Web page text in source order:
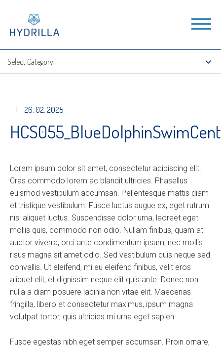
| 26. 02. 2025
Lorem ipsum dolor sit amet, consectetur adipiscing elit.
Cras commodo lorem ac blandit ultricies. Phasellus
euismod vestibulum accumsan. Pellentesque mattis diam
et tristique vestibulum. Fusce luctus augue ex, eget rutrum
nisi aliquet luctus. Suspendisse dolor urna, laoreet eget
mollis quis, commodo non odio. Nullam finibus, quam at
auctor viverra, orci ante condimentum ipsum, nec mollis
risus magna sit amet odio. Sed vestibulum quis neque sed
convallis. Ut eleifend, mi eu eleifend finibus, velit eros
aliquet elit, et dignissim neque elit quis ante. Donec non
nulla a diam posuere lacinia non vitae elit. Maecenas
fringilla, libero et consectetur maximus, ipsum magna
volutpat tortor, quis ultricies mi urna eget sapien.
Fusce egestas nibh eget semper accumsan. Proin ornare,